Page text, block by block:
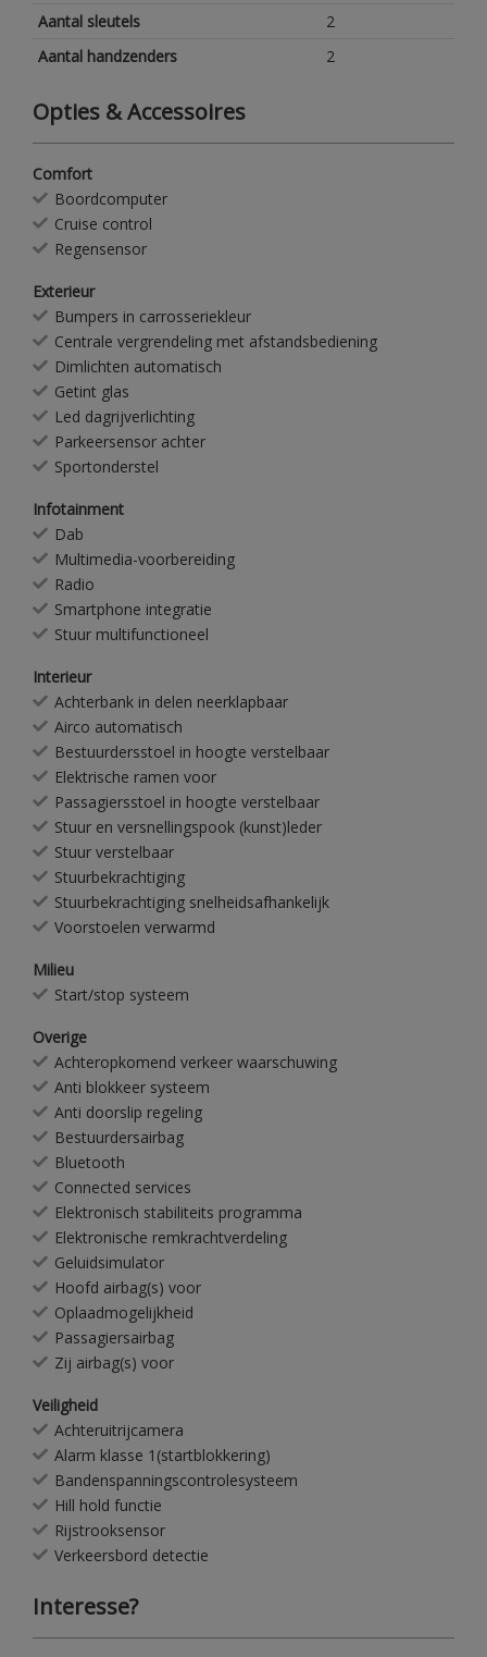
Aantal sleutels
2
Aantal handzenders
2
Opties & Accessoires
Comfort
Boordcomputer
Cruise control
Regensensor
Exterieur
Bumpers in carrosseriekleur
Centrale vergrendeling met afstandsbediening
Dimlichten automatisch
Getint glas
Led dagrijverlichting
Parkeersensor achter
Sportonderstel
Infotainment
Dab
Multimedia-voorbereiding
Radio
Smartphone integratie
Stuur multifunctioneel
Interieur
Achterbank in delen neerklapbaar
Airco automatisch
Bestuurdersstoel in hoogte verstelbaar
Elektrische ramen voor
Passagiersstoel in hoogte verstelbaar
Stuur en versnellingspook (kunst)leder
Stuur verstelbaar
Stuurbekrachtiging
Stuurbekrachtiging snelheidsafhankelijk
Voorstoelen verwarmd
Milieu
Start/stop systeem
Overige
Achteropkomend verkeer waarschuwing
Anti blokkeer systeem
Anti doorslip regeling
Bestuurdersairbag
Bluetooth
Connected services
Elektronisch stabiliteits programma
Elektronische remkrachtverdeling
Geluidsimulator
Hoofd airbag(s) voor
Oplaadmogelijkheid
Passagiersairbag
Zij airbag(s) voor
Veiligheid
Achteruitrijcamera
Alarm klasse 1(startblokkering)
Bandenspanningscontrolesysteem
Hill hold functie
Rijstrooksensor
Verkeersbord detectie
Interesse?